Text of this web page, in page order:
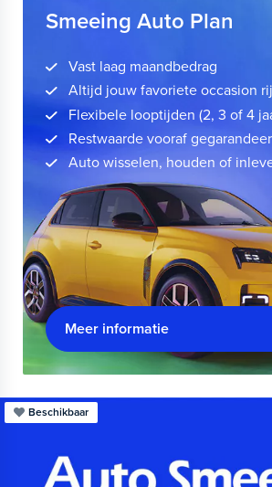
Smeeing Auto Plan
Vast laag maandbedrag
Altijd jouw favoriete occasion
Flexibele looptijden (2, 3 of 4
Restwaarde vooraf
Auto wisselen, houden of
Meer informatie
Beschikbaar